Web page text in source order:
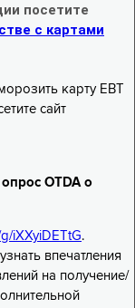
посетите
с картами
карту EBT
сайт
OTDA о
iXXyiDETtG.
впечатления
на получение/